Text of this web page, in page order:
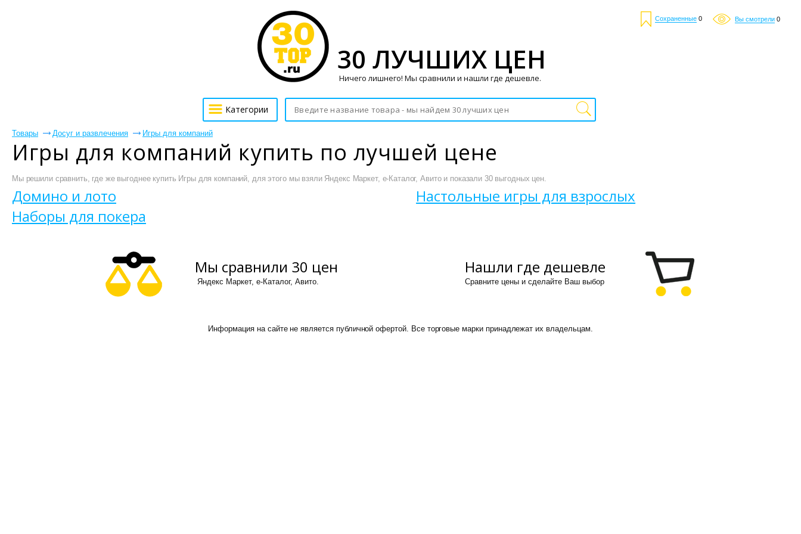
Сохраненные 0 Вы смотрели 0
Товары Досуг и развлечения Игры для компаний
Игры для компаний купить по лучшей цене
Мы решили сравнить, где же выгоднее купить Игры для компаний, для этого мы взяли Яндекс Маркет, е-Каталог, Авито и показали 30 выгодных цен.
Домино и лото
Наборы для покера
Настольные игры для взрослых
Мы сравнили 30 цен
Яндекс Маркет, е-Каталог, Авито.
Нашли где дешевле
Сравните цены и сделайте Ваш выбор
Информация на сайте не является публичной офертой. Все торговые марки принадлежат их владельцам.
30 ЛУЧШИХ ЦЕН
Ничего лишнего! Мы сравнили и нашли где дешевле.
Категории